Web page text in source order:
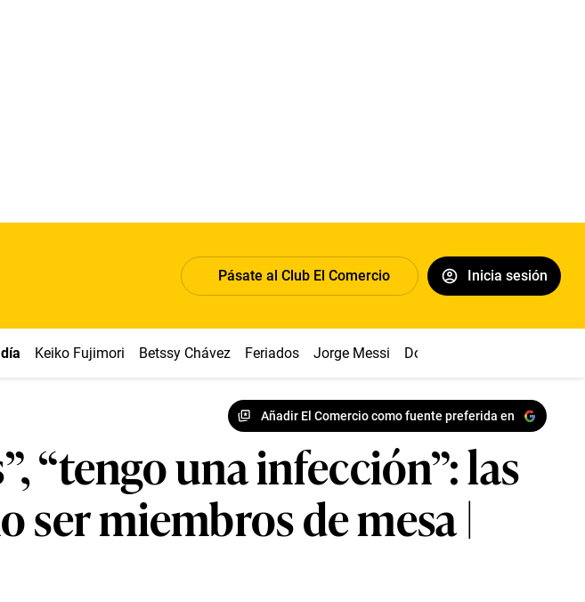
Pásate al Club El Comercio Inicia sesión
Keiko Fujimori Betssy Chávez Feriados Jorge Messi Dólar
Añadir El Comercio como fuente preferida en
“tengo una infección”: las
ser miembros de mesa |